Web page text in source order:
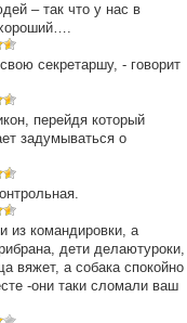
– так что у нас в
секретаршу, - говорит
перейдя который
задумываться о
из командировки, а
дети делаютуроки,
вяжет, а собака спокойно
-они таки сломали ваш